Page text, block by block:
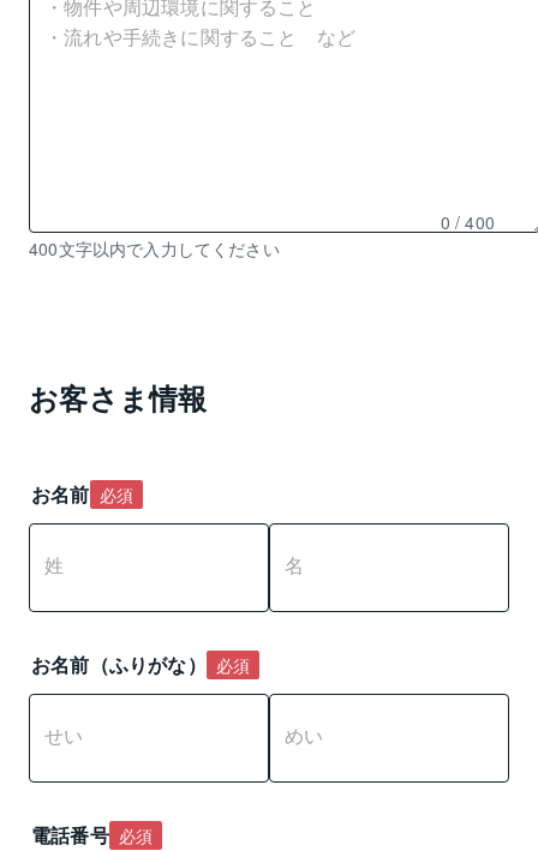
残
入
力
0 / 400
400文字以内で入力してください
お客さま情報
お名前 必須
お名前（ふりがな） 必須
電話番号 必須